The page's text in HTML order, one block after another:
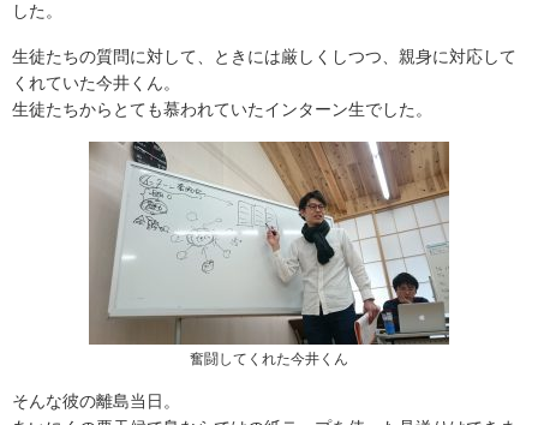
した。
生徒たちの質問に対して、ときには厳しくしつつ、親身に対応して
くれていた今井くん。
生徒たちからとても慕われていたインターン生でした。
奮闘してくれた今井くん
そんな彼の離島当日。